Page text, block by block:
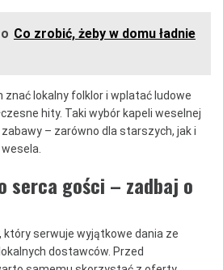
Co zrobić, żeby w domu ładnie
znać lokalny folklor i wplatać ludowe
hity. Taki wybór kapeli weselnej
– zarówno dla starszych, jak i
serca gości – zadbaj o
który serwuje wyjątkowe dania ze
dostawców. Przed